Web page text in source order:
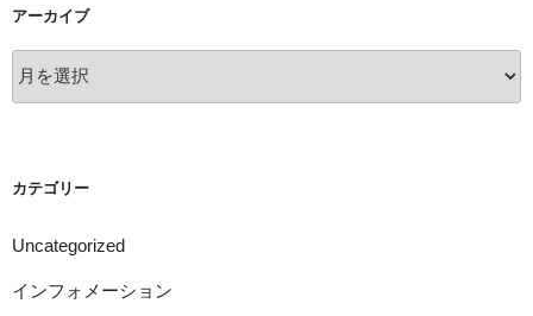
アーカイブ
ー
カテゴリー
Uncategorized
インフォメーション